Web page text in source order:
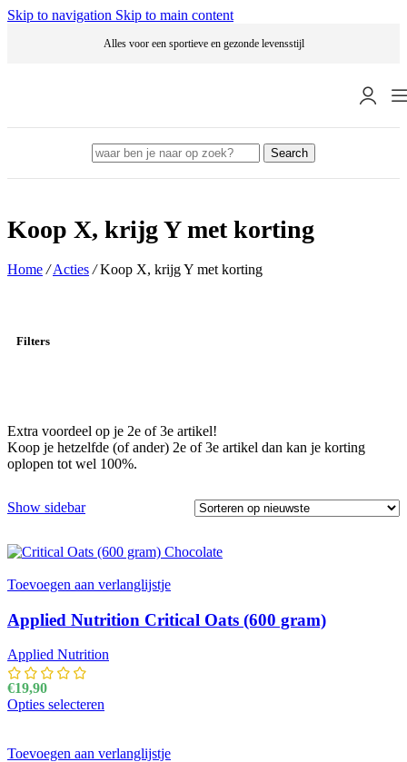
Skip to navigation Skip to main content
Alles voor een sportieve en gezonde levensstijl
Search
Koop X, krijg Y met korting
Home / Acties / Koop X, krijg Y met korting
Filters
Extra voordeel op je 2e of 3e artikel!
Koop je hetzelfde (of ander) 2e of 3e artikel dan kan je korting
oplopen tot wel 100%.
Show sidebar
Toevoegen aan verlanglijstje
Applied Nutrition Critical Oats (600 gram)
Applied Nutrition
€19,90
Opties selecteren
Toevoegen aan verlanglijstje